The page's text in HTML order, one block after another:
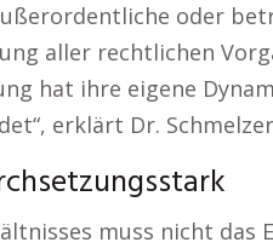
oder
aller rechtlichen
hat ihre eigene
erklärt Dr.
muss nicht das